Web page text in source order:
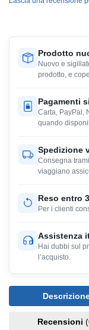
Prodotto
Nuovo e
prodotto, e
Pagamenti
Carta, PayPal,
quando
Spedizione
Consegna
viaggiano
Reso entro
Per i clienti
Assistenza
Hai dubbi sul
l’acquisto.
Recensioni